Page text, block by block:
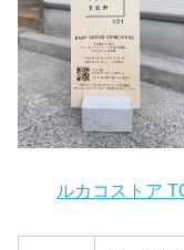
ルカコストア